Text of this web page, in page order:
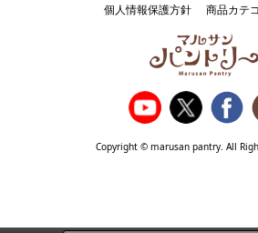
個人情報保護方針
商品カテ
Copyright © marusan pantry. All